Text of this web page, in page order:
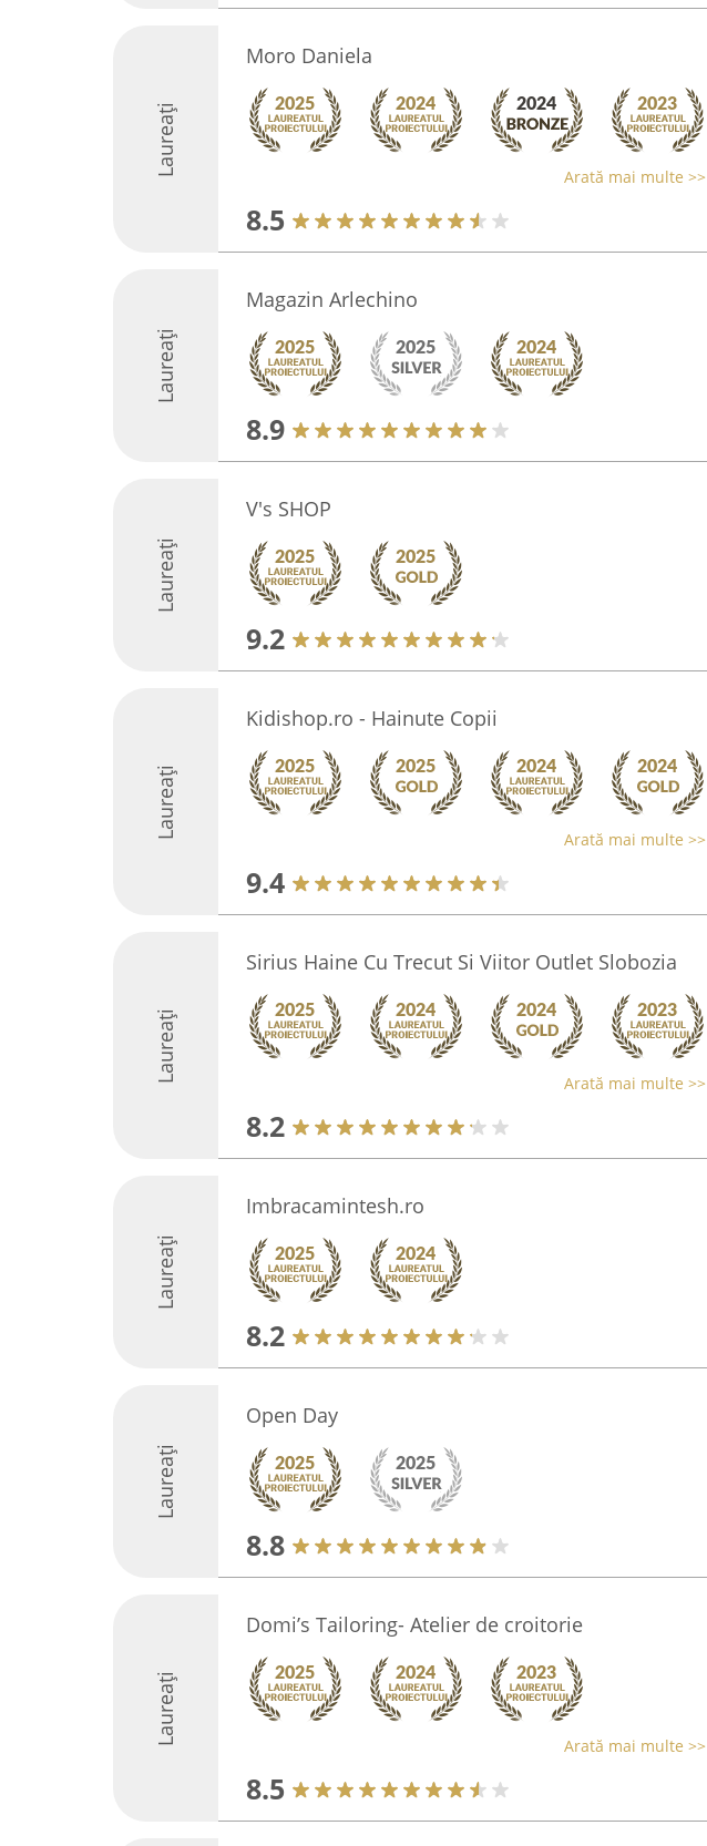
Laureați
Moro Daniela
Arată mai multe >>
8.5
Laureați
Magazin Arlechino
8.9
Laureați
V's SHOP
9.2
Laureați
Kidishop.ro - Hainute Copii
Arată mai multe >>
9.4
Laureați
Sirius Haine Cu Trecut Si Viitor Outlet Slobozia
Arată mai multe >>
8.2
Laureați
Imbracamintesh.ro
8.2
Laureați
Open Day
8.8
Laureați
Domi’s Tailoring- Atelier de croitorie
Arată mai multe >>
8.5